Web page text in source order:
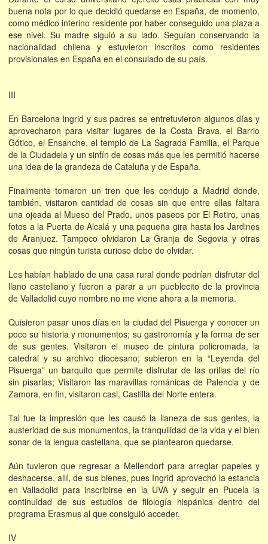
buena nota por lo que decidió quedarse en España, de momento,
como médico interino residente por haber conseguido una plaza a
ese nivel. Su madre siguió a su lado. Seguían conservando la
nacionalidad chilena y estuvieron inscritos como residentes
provisionales en España en el consulado de su país.
III
En Barcelona Ingrid y sus padres se entretuvieron algunos días y
aprovecharon para visitar lugares de la Costa Brava, el Barrio
Gótico, el Ensanche, el templo de La Sagrada Familia, el Parque
de la Ciudadela y un sinfín de cosas más que les permitió hacerse
una idea de la grandeza de Cataluña y de España.
Finalmente tomaron un tren que les condujo a Madrid donde,
también, visitaron cantidad de cosas sin que entre ellas faltara
una ojeada al Mueso del Prado, unos paseos por El Retiro, unas
fotos a la Puerta de Alcalá y una pequeña gira hasta los Jardines
de Aranjuez. Tampoco olvidaron La Granja de Segovia y otras
cosas que ningún turista curioso debe de olvidar.
Les habían hablado de una casa rural donde podrían disfrutar del
llano castellano y fueron a parar a un pueblecito de la provincia
de Valladolid cuyo nombre no me viene ahora a la memoria.
Quisieron pasar unos días en la ciudad del Pisuerga y conocer un
poco su historia y monumentos; su gastronomía y la forma de ser
de sus gentes. Visitaron el museo de pintura policromada, la
catedral y su archivo diocesano; subieron en la “Leyenda del
Pisuerga” un barquito que permite disfrutar de las orillas del río
sin pisarlas; Visitaron las maravillas románicas de Palencia y de
Zamora, en fin, visitaron casi, Castilla del Norte entera.
Tal fue la impresión que les causó la llaneza de sus gentes, la
austeridad de sus monumentos, la tranquilidad de la vida y el bien
sonar de la lengua castellana, que se plantearon quedarse.
Aún tuvieron que regresar a Mellendorf para arreglar papeles y
deshacerse, allí, de sus bienes, pues Ingrid aprovechó la estancia
en Valladolid para inscribirse en la UVA y seguir en Pucela la
continuidad de sus estudios de filología hispánica dentro del
programa Erasmus al que consiguió acceder.
IV